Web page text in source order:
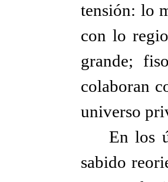
tensión: lo
con lo
grande;
colaboran
universo
En los
sabido